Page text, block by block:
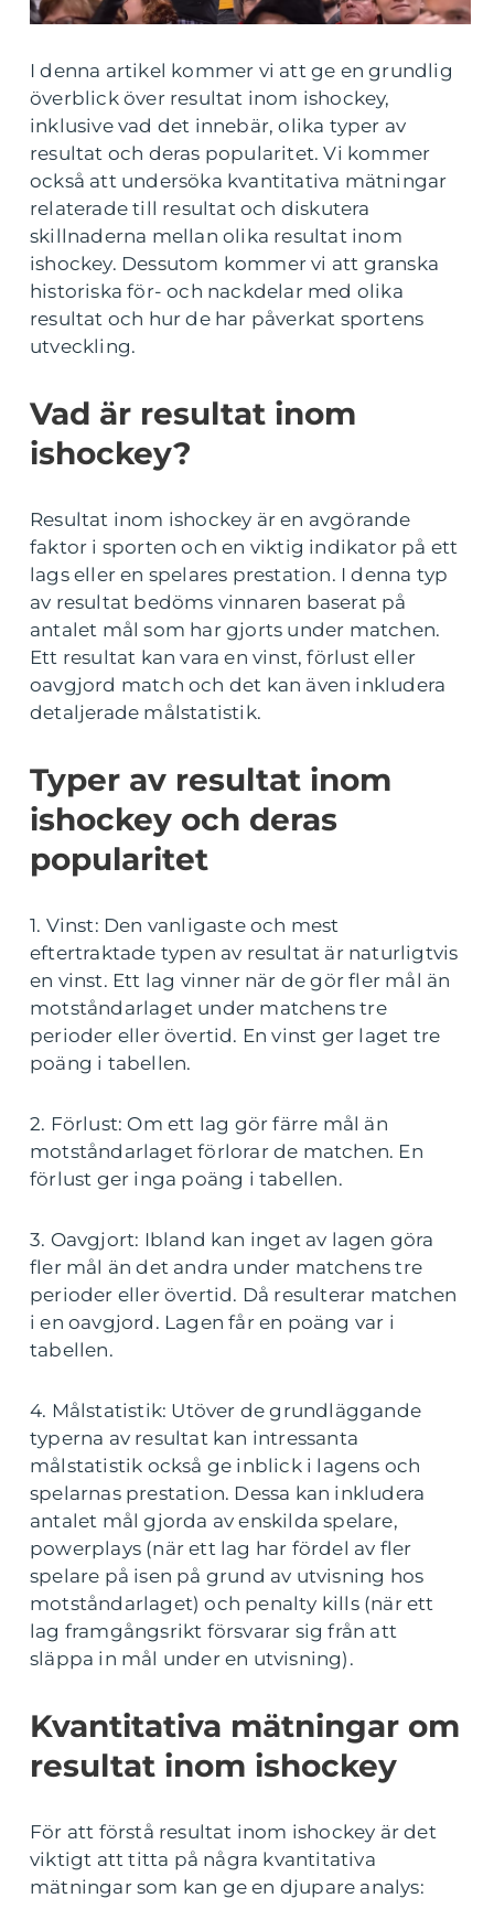
I denna artikel kommer vi att ge en grundlig
överblick över resultat inom ishockey,
inklusive vad det innebär, olika typer av
resultat och deras popularitet. Vi kommer
också att undersöka kvantitativa mätningar
relaterade till resultat och diskutera
skillnaderna mellan olika resultat inom
ishockey. Dessutom kommer vi att granska
historiska för- och nackdelar med olika
resultat och hur de har påverkat sportens
utveckling.
Vad är resultat inom
ishockey?
Resultat inom ishockey är en avgörande
faktor i sporten och en viktig indikator på ett
lags eller en spelares prestation. I denna typ
av resultat bedöms vinnaren baserat på
antalet mål som har gjorts under matchen.
Ett resultat kan vara en vinst, förlust eller
oavgjord match och det kan även inkludera
detaljerade målstatistik.
Typer av resultat inom
ishockey och deras
popularitet
1. Vinst: Den vanligaste och mest
eftertraktade typen av resultat är naturligtvis
en vinst. Ett lag vinner när de gör fler mål än
motståndarlaget under matchens tre
perioder eller övertid. En vinst ger laget tre
poäng i tabellen.
2. Förlust: Om ett lag gör färre mål än
motståndarlaget förlorar de matchen. En
förlust ger inga poäng i tabellen.
3. Oavgjort: Ibland kan inget av lagen göra
fler mål än det andra under matchens tre
perioder eller övertid. Då resulterar matchen
i en oavgjord. Lagen får en poäng var i
tabellen.
4. Målstatistik: Utöver de grundläggande
typerna av resultat kan intressanta
målstatistik också ge inblick i lagens och
spelarnas prestation. Dessa kan inkludera
antalet mål gjorda av enskilda spelare,
powerplays (när ett lag har fördel av fler
spelare på isen på grund av utvisning hos
motståndarlaget) och penalty kills (när ett
lag framgångsrikt försvarar sig från att
släppa in mål under en utvisning).
Kvantitativa mätningar om
resultat inom ishockey
För att förstå resultat inom ishockey är det
viktigt att titta på några kvantitativa
mätningar som kan ge en djupare analys: